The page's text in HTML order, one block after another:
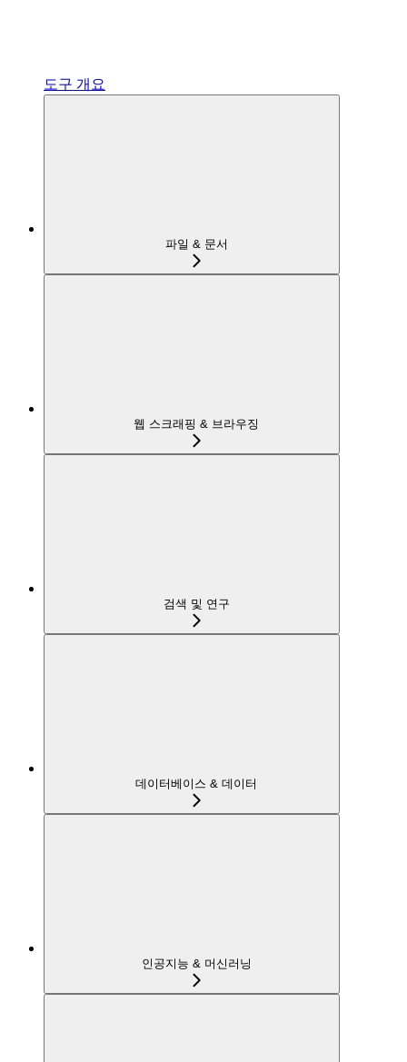
도구 개요
파일 & 문서
웹 스크래핑 & 브라우징
검색 및 연구
데이터베이스 & 데이터
인공지능 & 머신러닝